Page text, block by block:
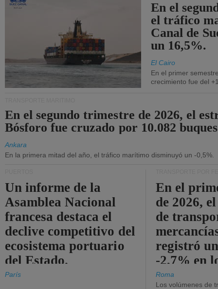
En el
el tráfico
Canal de
un 16,5%.
El Cairo
En el primer
crecimiento fue del
En el segundo trimestre de 2026, el
Bósforo fue cruzado por 10.082
Ankara
En la primera mitad del año, el tráfico marítimo disminuyó un -0,5%.
Un informe de la
Asamblea Nacional
francesa destaca el
declive competitivo del
ecosistema portuario
del Estado.
París
En el
de 2026,
de
registró
-2,7% en
Roma
Los volúmenes de